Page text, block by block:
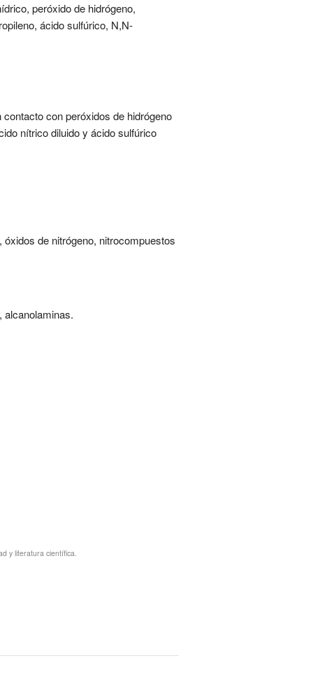
peróxido de hidrógeno,
ácido sulfúrico, N,N-
con peróxidos de hidrógeno
nítrico diluido y ácido sulfúrico
óxidos de nitrógeno, nitrocompuestos
alcanolaminas.
y literatura científica.